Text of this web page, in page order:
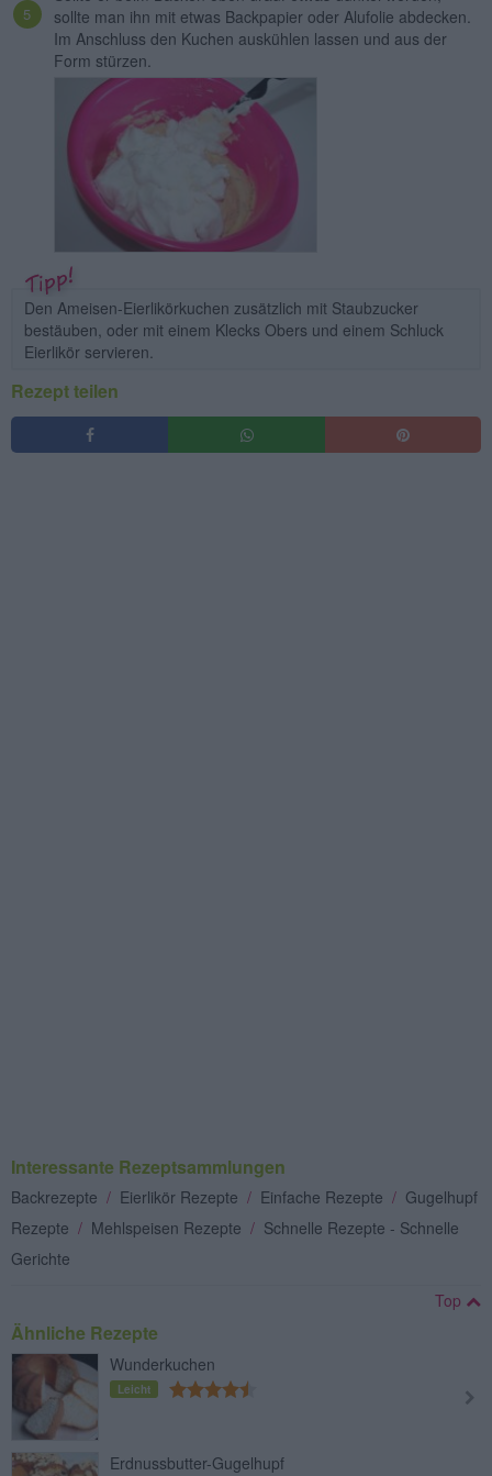
sollte man ihn mit etwas Backpapier oder Alufolie abdecken.
Im Anschluss den Kuchen auskühlen lassen und aus der
Form stürzen.
Den Ameisen-Eierlikörkuchen zusätzlich mit Staubzucker
bestäuben, oder mit einem Klecks Obers und einem Schluck
Eierlikör servieren.
Rezept teilen
Interessante Rezeptsammlungen
Backrezepte / Eierlikör Rezepte / Einfache Rezepte / Gugelhupf
Rezepte / Mehlspeisen Rezepte / Schnelle Rezepte - Schnelle
Gerichte
Top
Ähnliche Rezepte
Wunderkuchen
Leicht
Erdnussbutter-Gugelhupf